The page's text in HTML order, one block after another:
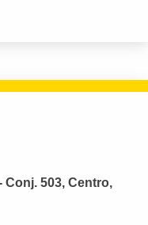
Conj. 503, Centro,